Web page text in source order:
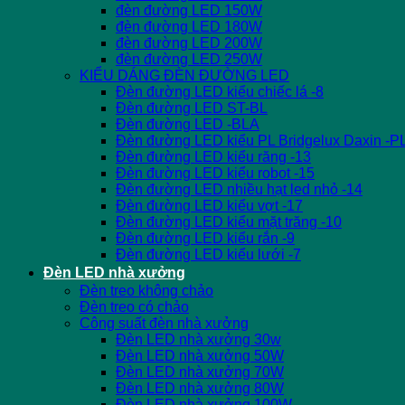
đèn đường LED 150W
đèn đường LED 180W
đèn đường LED 200W
đèn đường LED 250W
KIỂU DÁNG ĐÈN ĐƯỜNG LED
Đèn đường LED kiểu chiếc lá -8
Đèn đường LED ST-BL
Đèn đường LED -BLA
Đèn đường LED kiểu PL Bridgelux Daxin -
Đèn đường LED kiểu răng -13
Đèn đường LED kiểu robot -15
Đèn đường LED nhiều hạt led nhỏ -14
Đèn đường LED kiểu vợt -17
Đèn đường LED kiểu mặt trăng -10
Đèn đường LED kiểu rắn -9
Đèn đường LED kiểu lưới -7
Đèn LED nhà xưởng
Đèn treo không chảo
Đèn treo có chảo
Công suất đèn nhà xưởng
Đèn LED nhà xưởng 30w
Đèn LED nhà xưởng 50W
Đèn LED nhà xưởng 70W
Đèn LED nhà xưởng 80W